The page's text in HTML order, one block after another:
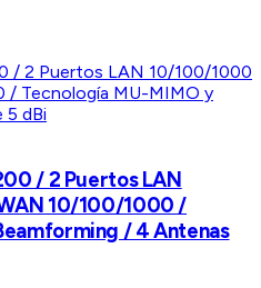
/ 2 Puertos LAN
10/100/1000 /
/ 4 Antenas